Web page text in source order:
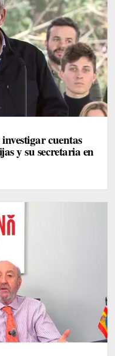
cuentas
y su secretaria en